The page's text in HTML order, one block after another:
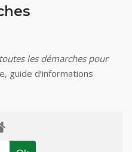
les démarches pour
guide d’informations